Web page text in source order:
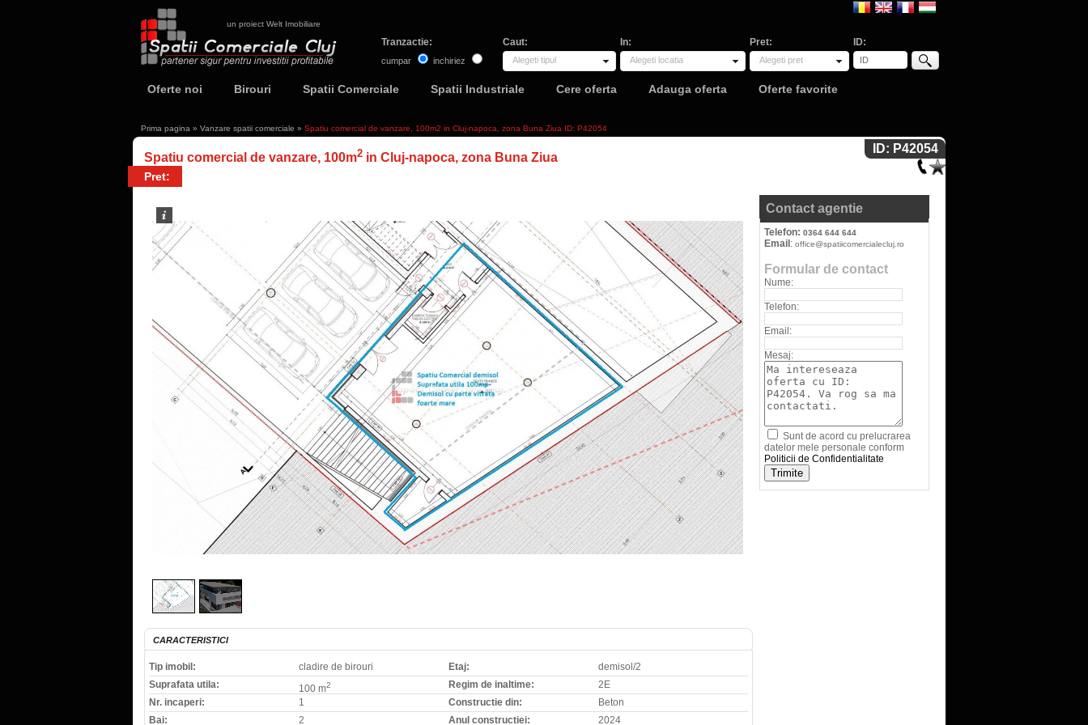
un proiect Welt Imobiliare
Tranzactie:
cumpar inchiriez
Caut:
Alegeti tipul
In:
Alegeti locatia
Pret:
Alegeti pret
ID:
Oferte noi Birouri Spatii Comerciale Spatii Industriale Cere oferta Adauga oferta Oferte favorite
Prima pagina » Vanzare spatii comerciale » Spatiu comercial de vanzare, 100m2 in Cluj-napoca, zona Buna Ziua ID: P42054
Spatiu comercial de vanzare, 100m2 in Cluj-napoca, zona Buna Ziua
Pret:
ID: P42054
CARACTERISTICI
Tip imobil:
cladire de birouri
Suprafata utila:
100 m2
Nr. incaperi:
1
Bai:
2
Etaj:
demisol/2
Regim de inaltime:
2E
Constructie din:
Beton
Anul constructiei:
2024
Contact agentie
Telefon: 0364 644 644
Email : office@spatiicomercialecluj.ro
Formular de contact
Nume:
Telefon:
Email:
Mesaj:
Sunt de acord cu prelucrarea
datelor mele personale conform
Politicii de Confidentialitate